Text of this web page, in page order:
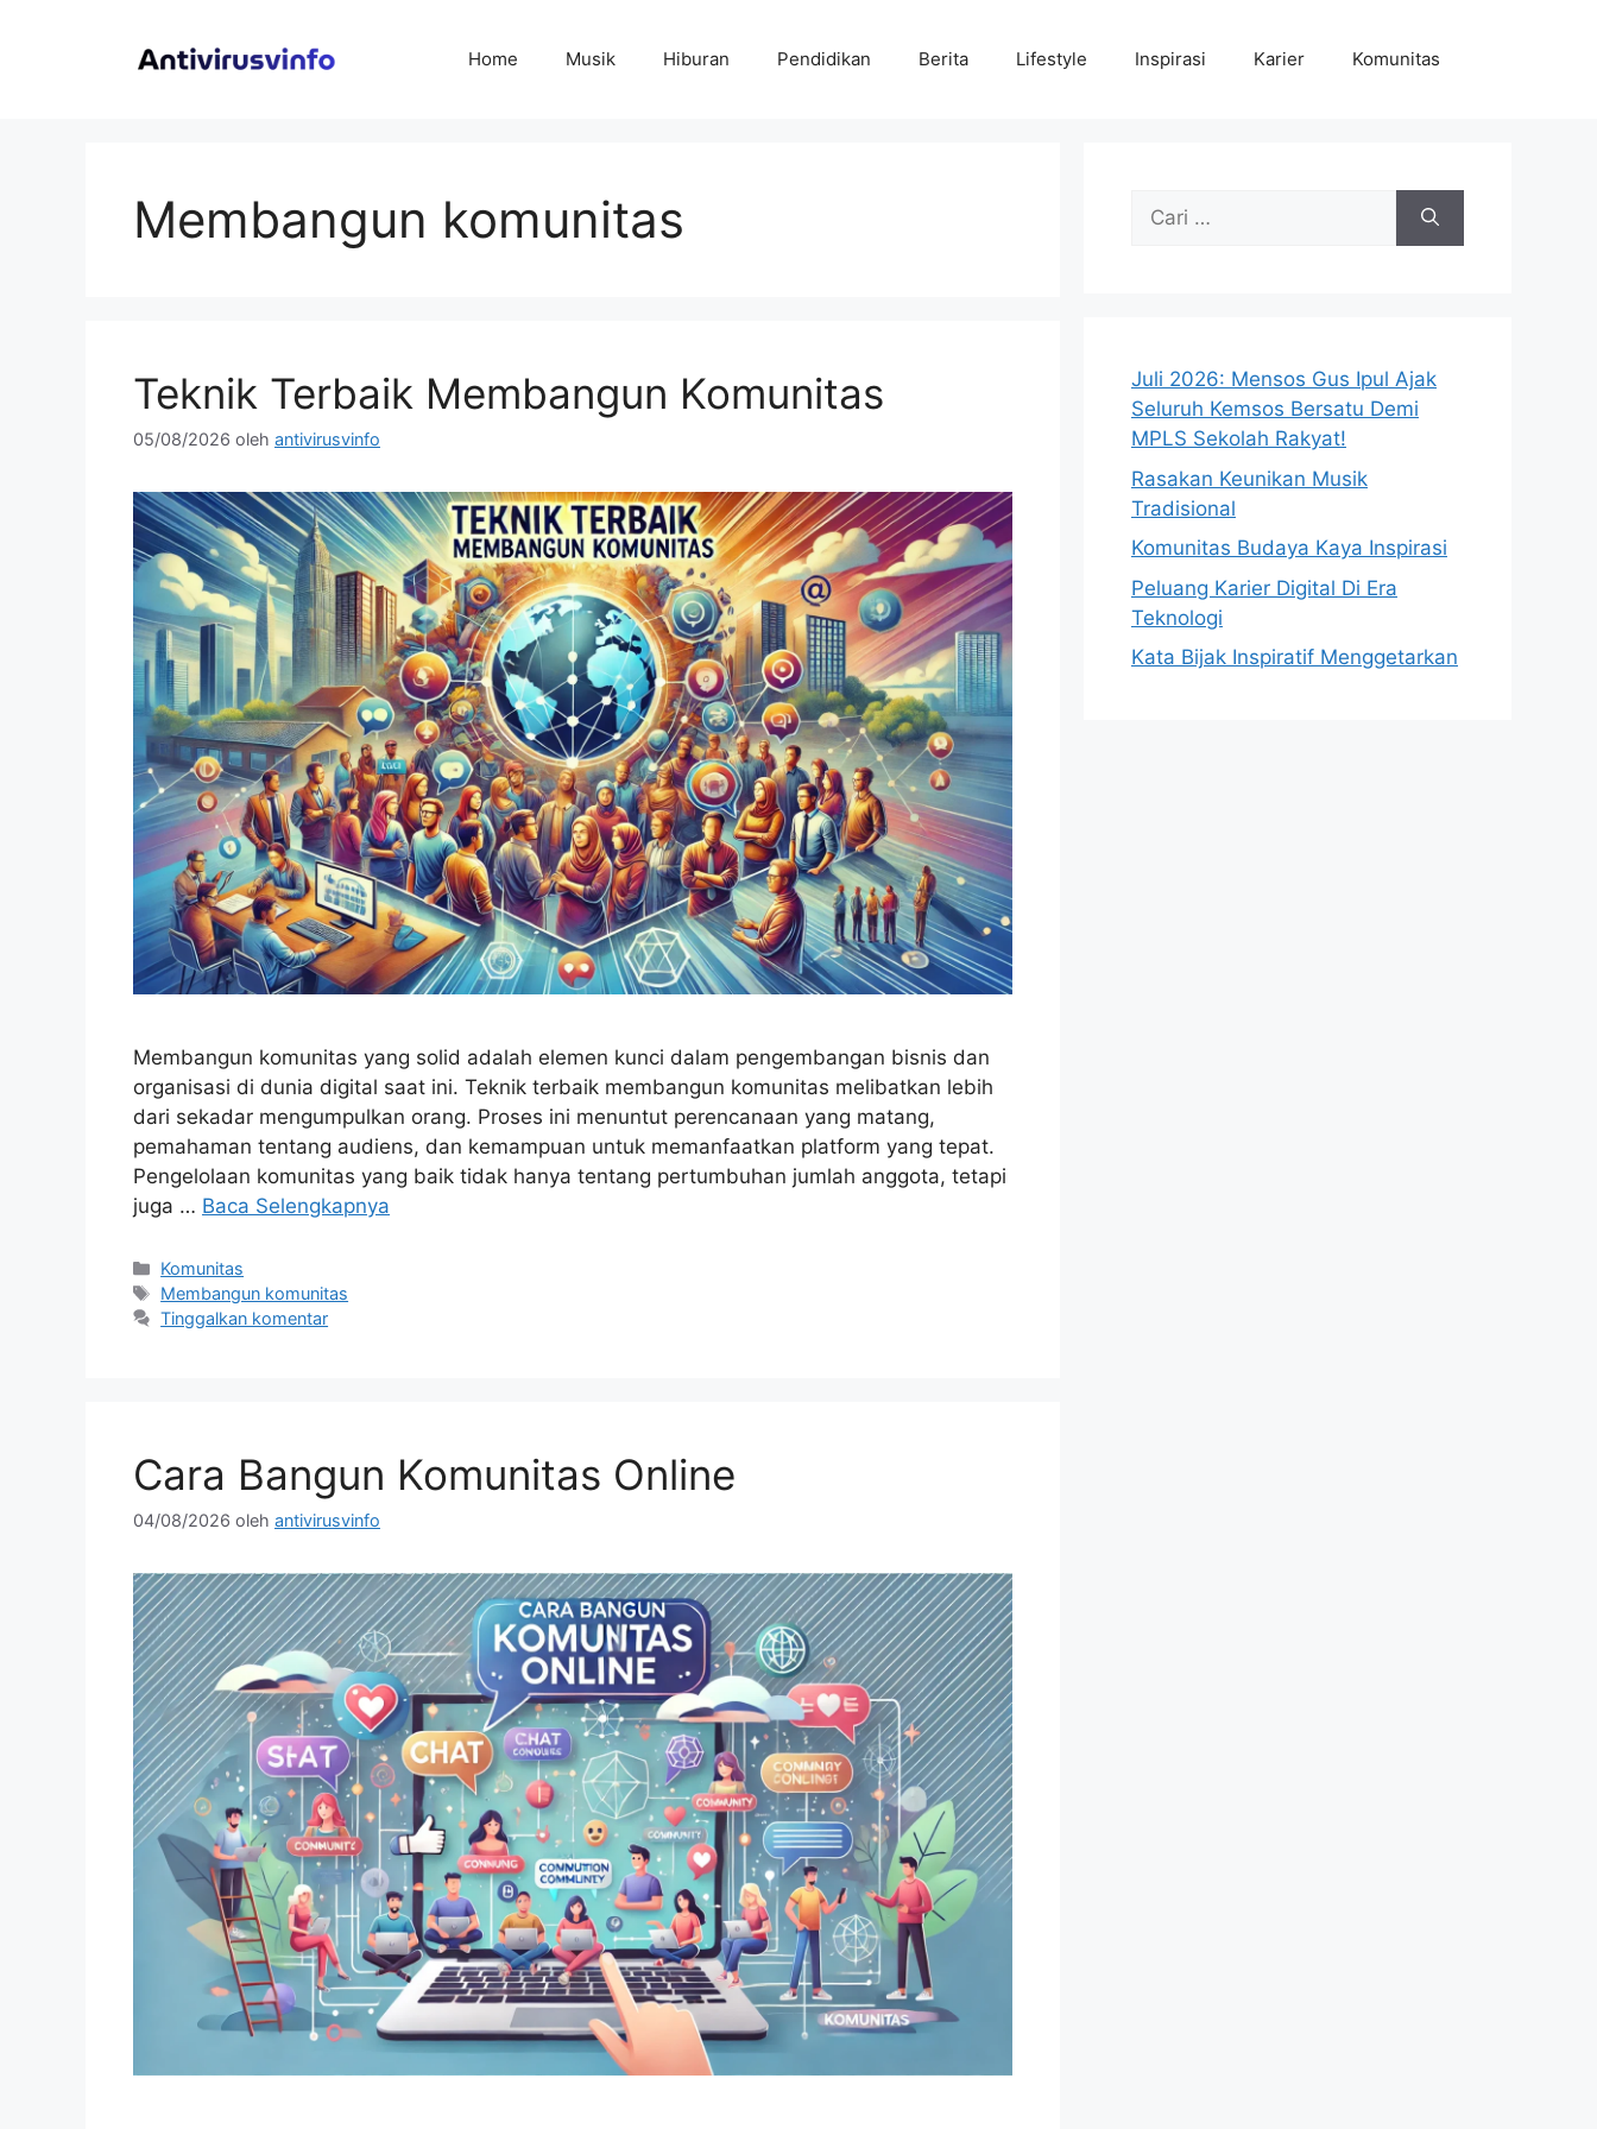
Home Musik Hiburan Pendidikan Berita Lifestyle Inspirasi Karier Komunitas
Membangun komunitas
Teknik Terbaik Membangun Komunitas
05/08/2026 oleh antivirusvinfo
Membangun komunitas yang solid adalah elemen kunci dalam pengembangan bisnis dan
organisasi di dunia digital saat ini. Teknik terbaik membangun komunitas melibatkan lebih
dari sekadar mengumpulkan orang. Proses ini menuntut perencanaan yang matang,
pemahaman tentang audiens, dan kemampuan untuk memanfaatkan platform yang tepat.
Pengelolaan komunitas yang baik tidak hanya tentang pertumbuhan jumlah anggota, tetapi
juga … Baca Selengkapnya
Kategori
Komunitas
Tag
Membangun komunitas
Tinggalkan komentar
Cara Bangun Komunitas Online
04/08/2026 oleh antivirusvinfo
Cari
Juli 2026: Mensos Gus Ipul Ajak
Seluruh Kemsos Bersatu Demi
MPLS Sekolah Rakyat!
Rasakan Keunikan Musik
Tradisional
Komunitas Budaya Kaya Inspirasi
Peluang Karier Digital Di Era
Teknologi
Kata Bijak Inspiratif Menggetarkan